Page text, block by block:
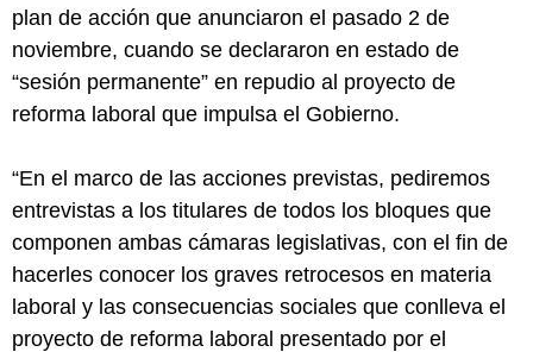
plan de acción que anunciaron el pasado 2 de
noviembre, cuando se declararon en estado de
“sesión permanente” en repudio al proyecto de
reforma laboral que impulsa el Gobierno.
“En el marco de las acciones previstas, pediremos
entrevistas a los titulares de todos los bloques que
componen ambas cámaras legislativas, con el fin de
hacerles conocer los graves retrocesos en materia
laboral y las consecuencias sociales que conlleva el
proyecto de reforma laboral presentado por el